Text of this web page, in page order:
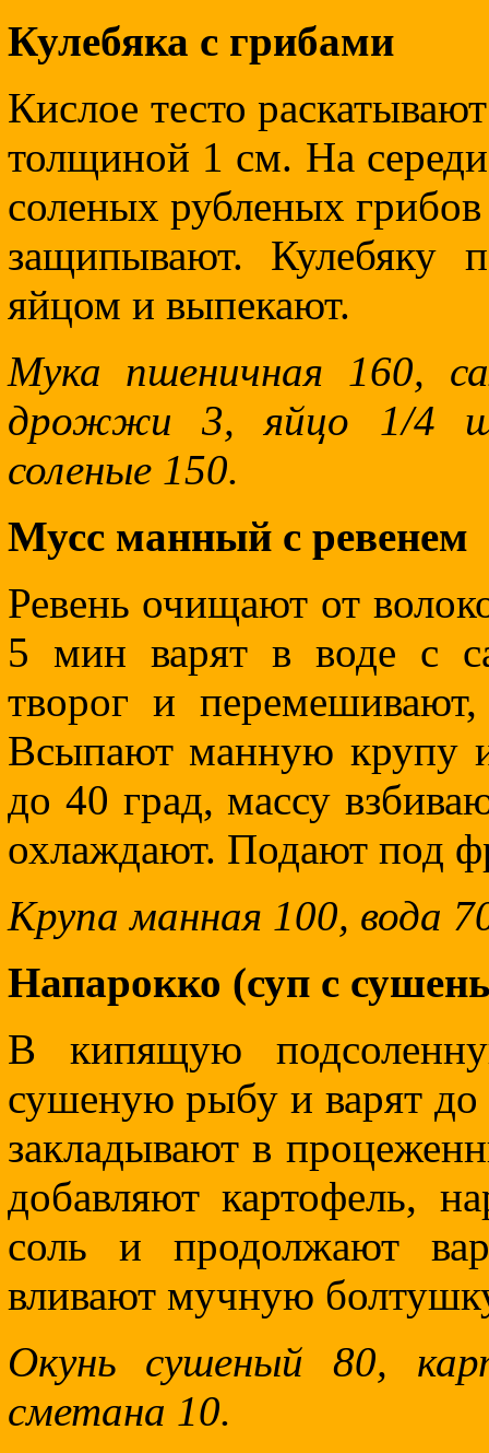
Кулебяка с грибами
Кислое тесто
толщиной 1 см. На
соленых рубленых
защипывают. Кулебяку
яйцом и выпекают.
Мука пшеничная 160,
дрожжи 3, яйцо 1/4
соленые 150.
Мусс манный с ревенем
Ревень очищают от
5 мин варят в воде с
творог и
Всыпают манную крупу и
до 40 град, массу
охлаждают. Подают под
Крупа манная 100, вода
Напарокко (суп с
В кипящую
сушеную рыбу и варят до
закладывают в
добавляют картофель,
соль и продолжают
вливают мучную
Окунь сушеный 80,
сметана 10.